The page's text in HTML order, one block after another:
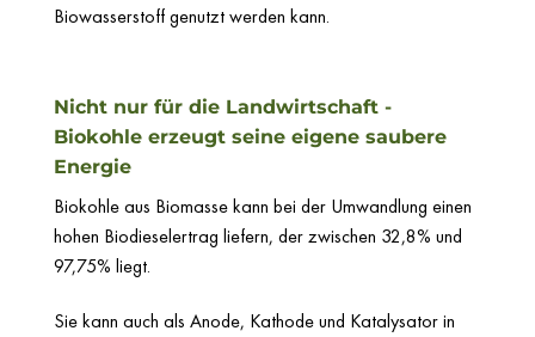
Biowasserstoff genutzt werden kann.
Nicht nur für die Landwirtschaft -
Biokohle erzeugt seine eigene saubere
Energie
Biokohle aus Biomasse kann bei der Umwandlung einen
hohen Biodieselertrag liefern, der zwischen 32,8% und
97,75% liegt.
Sie kann auch als Anode, Kathode und Katalysator in